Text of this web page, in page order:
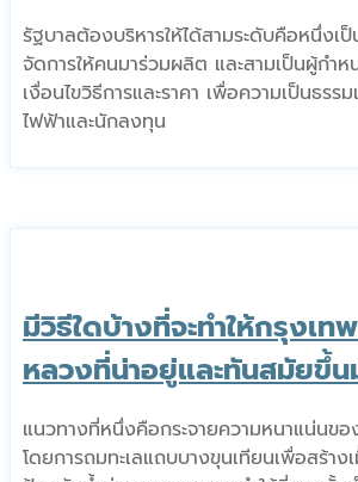
รัฐบาลต้องบริหารให้ได้สามระดับคือหนึ่ง
จัดการให้คนมาร่วมผลิต และสามเป็นผู้กำ
เงื่อนไขวิธีการและราคา เพื่อความเป็นธรร
ไฟฟ้าและนักลงทุน
มีวิธีใดบ้างที่จะทำให้กรุงเท
หลวงที่น่าอยู่และทันสมัยขึ้น
แนวทางที่หนึ่งคือกระจายความหนาแน่นข
โดยการถมทะเลแถบบางขุนเทียนเพื่อสร้าง